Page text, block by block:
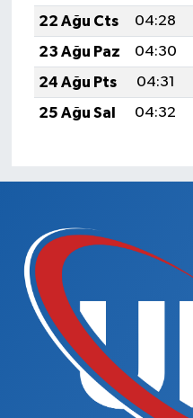
22 Ağu Cts
04:28
23 Ağu Paz
04:30
24 Ağu Pts
04:31
25 Ağu Sal
04:32